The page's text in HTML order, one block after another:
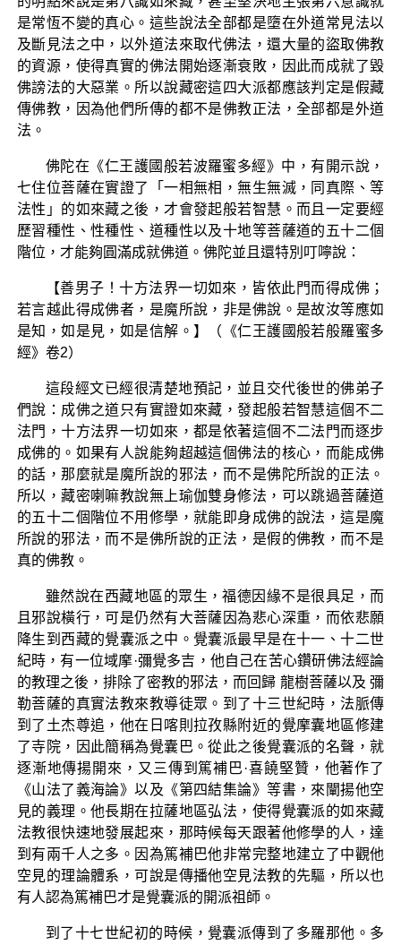
是常恆不變的真心。這些說法全部都是墮在外道常見法以
及斷見法之中，以外道法來取代佛法，還大量的盜取佛教
的資源，使得真實的佛法開始逐漸衰敗，因此而成就了毀
佛謗法的大惡業。所以說藏密這四大派都應該判定是假藏
傳佛教，因為他們所傳的都不是佛教正法，全部都是外道
法。
佛陀在《仁王護國般若波羅蜜多經》中，有開示說，
七住位菩薩在實證了「一相無相，無生無滅，同真際、等
法性」的如來藏之後，才會發起般若智慧。而且一定要經
歷習種性、性種性、道種性以及十地等菩薩道的五十二個
階位，才能夠圓滿成就佛道。佛陀並且還特別叮嚀說：
【善男子！十方法界一切如來，皆依此門而得成佛；
若言越此得成佛者，是魔所說，非是佛說。是故汝等應如
是知，如是見，如是信解。】（《仁王護國般若般羅蜜多
經》卷2）
這段經文已經很清楚地預記，並且交代後世的佛弟子
們說：成佛之道只有實證如來藏，發起般若智慧這個不二
法門，十方法界一切如來，都是依著這個不二法門而逐步
成佛的。如果有人說能夠超越這個佛法的核心，而能成佛
的話，那麼就是魔所說的邪法，而不是佛陀所說的正法。
所以，藏密喇嘛教說無上瑜伽雙身修法，可以跳過菩薩道
的五十二個階位不用修學，就能即身成佛的說法，這是魔
所說的邪法，而不是佛所說的正法，是假的佛教，而不是
真的佛教。
雖然說在西藏地區的眾生，福德因緣不是很具足，而
且邪說橫行，可是仍然有大菩薩因為悲心深重，而依悲願
降生到西藏的覺囊派之中。覺囊派最早是在十一、十二世
紀時，有一位域摩·彌覺多吉，他自己在苦心鑽研佛法經論
的教理之後，排除了密教的邪法，而回歸 龍樹菩薩以及 彌
勒菩薩的真實法教來教導徒眾。到了十三世紀時，法脈傳
到了土杰尊追，他在日喀則拉孜縣附近的覺摩囊地區修建
了寺院，因此簡稱為覺囊巴。從此之後覺囊派的名聲，就
逐漸地傳揚開來，又三傳到篤補巴·喜饒堅贊，他著作了
《山法了義海論》以及《第四結集論》等書，來闡揚他空
見的義理。他長期在拉薩地區弘法，使得覺囊派的如來藏
法教很快速地發展起來，那時候每天跟著他修學的人，達
到有兩千人之多。因為篤補巴他非常完整地建立了中觀他
空見的理論體系，可說是傳播他空見法教的先驅，所以也
有人認為篤補巴才是覺囊派的開派祖師。
到了十七世紀初的時候，覺囊派傳到了多羅那他。多